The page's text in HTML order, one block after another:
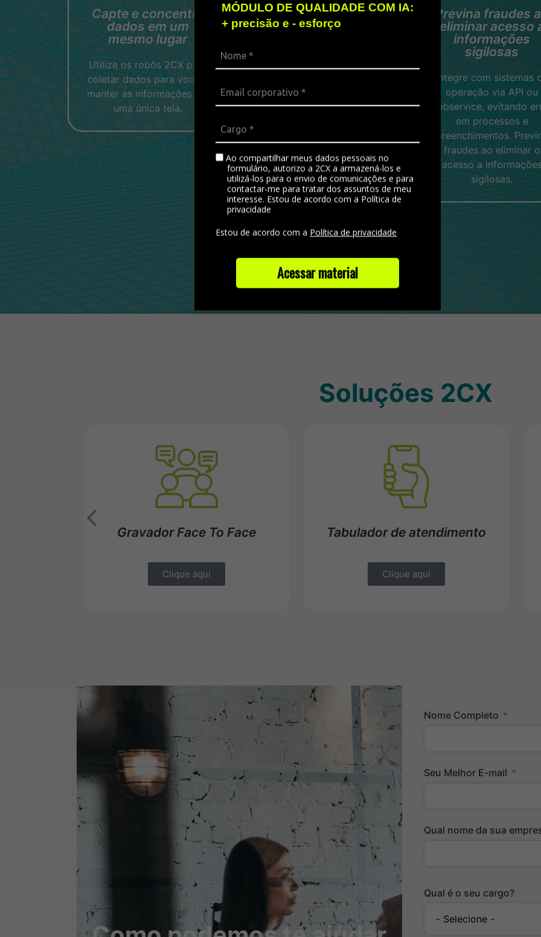
MÓDULO DE QUALIDADE COM IA:
+ precisão e - esforço
Ao compartilhar meus dados pessoais no
formulário, autorizo a 2CX a armazená-los e
utilizá-los para o envio de comunicações e para
contactar-me para tratar dos assuntos de meu
interesse. Estou de acordo com a Política de
privacidade
Estou de acordo com a Política de privacidade
Acessar material
Capte e concentre
dados em um
mesmo lugar
Utilize os robôs 2CX para
coletar dados para você e
manter as informações em
uma única tela.
Crie estratégias de
acordo com sua
quando quiser.
Previna fraudes
eliminar acesso
informações
sigilosas
Integre com sistemas
operação via API ou
webservice, evitando
em processos e
preenchimentos.
fraudes ao eliminar o
acesso a
sigilosas.
Soluções 2CX
Gravador Face To Face
Clique aqui
Tabulador de atendimento
Clique aqui
Nome Completo
Seu Melhor E-mail
Qual nome da sua
Qual é o seu cargo?